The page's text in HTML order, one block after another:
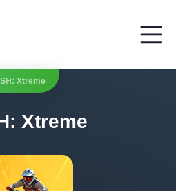
Xtreme
Xtreme